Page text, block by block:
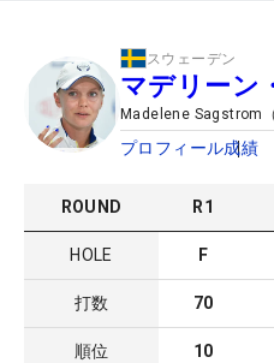
スウェーデン
マデリーン
Madelene Sagstrom （
プロフィール成績
ROUND R1
HOLE F
打数 70
順位 10